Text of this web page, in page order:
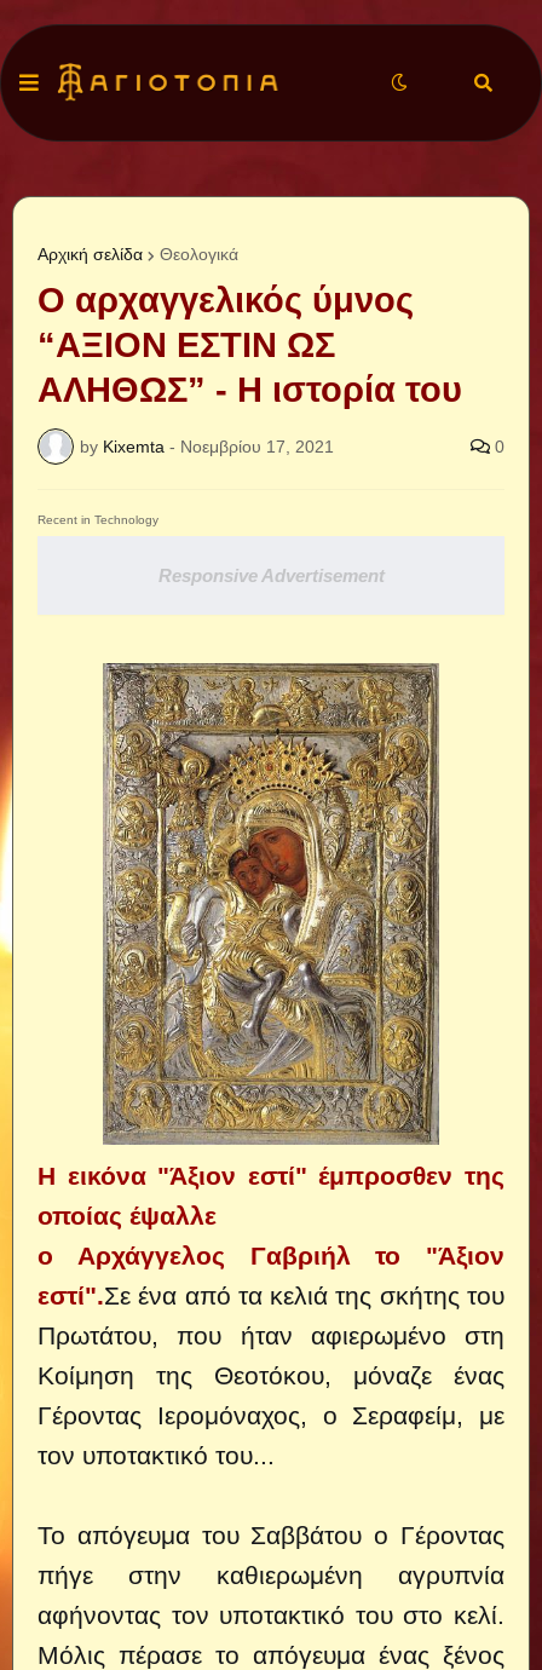
Αρχική σελίδα Θεολογικά
Ο αρχαγγελικός ύμνος
“ΑΞΙΟΝ ΕΣΤΙΝ ΩΣ
ΑΛΗΘΩΣ” - Η ιστορία του
by Kixemta - Νοεμβρίου 17, 2021 0
Recent in Technology
Responsive Advertisement
Η εικόνα "Άξιον εστί" έμπροσθεν της
οποίας έψαλλε
ο Αρχάγγελος Γαβριήλ το "Άξιον
εστί".Σε ένα από τα κελιά της σκήτης του
Πρωτάτου, που ήταν αφιερωμένο στη
Κοίμηση της Θεοτόκου, μόναζε ένας
Γέροντας Ιερομόναχος, ο Σεραφείμ, με
τον υποτακτικό του...
Το απόγευμα του Σαββάτου ο Γέροντας
πήγε στην καθιερωμένη αγρυπνία
αφήνοντας τον υποτακτικό του στο κελί.
Μόλις πέρασε το απόγευμα ένας ξένος